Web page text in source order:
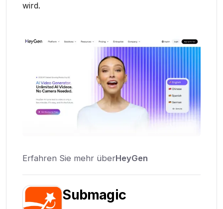
wird.
Erfahren Sie mehr überHeyGen
Submagic